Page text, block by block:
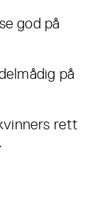
god på
på
rett